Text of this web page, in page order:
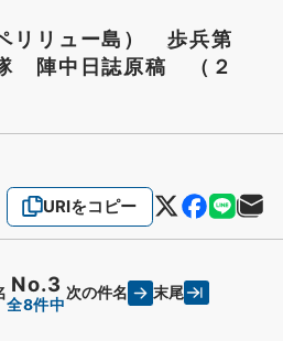
リリュー島） 歩兵第
陣中日誌原稿 （２
URIをコピー
No.3
全8件中
次の件名 末尾